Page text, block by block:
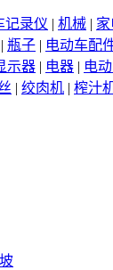
记录仪 | 机械 |
| 瓶子 | 电动车配
示器 | 电器 | 电
| 绞肉机 | 榨汁